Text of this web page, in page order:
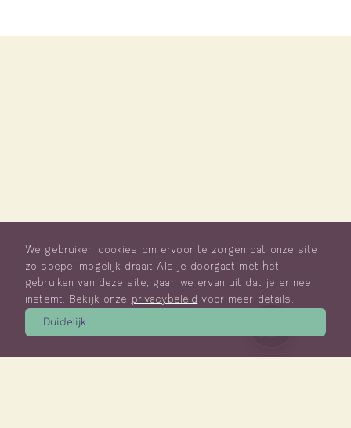
We gebruiken cookies om ervoor te zorgen dat onze site
zo soepel mogelijk draait. Als je doorgaat met het
gebruiken van deze site, gaan we ervan uit dat je ermee
instemt. Bekijk onze
privacybeleid voor meer details.
Duidelijk